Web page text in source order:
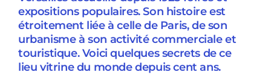
expositions populaires. Son histoire est
étroitement liée à celle de Paris, de son
urbanisme à son activité commerciale et
touristique. Voici quelques secrets de ce
lieu vitrine du monde depuis cent ans.